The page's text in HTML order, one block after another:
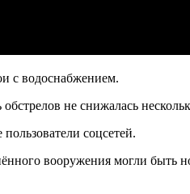
с водоснабжением.
не снижалась
соцсетей.
вооружения могли быть